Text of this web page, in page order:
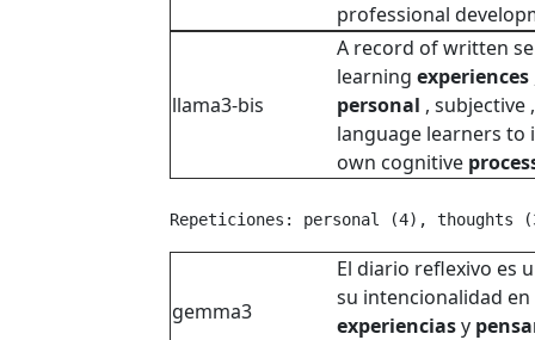
professional
llama3-bis
A record of written
learning experiences
personal , subjective
language learners
own cognitive
Repeticiones: personal (4), thoughts
gemma3
El diario reflexivo es
su intencionalidad
experienciasy